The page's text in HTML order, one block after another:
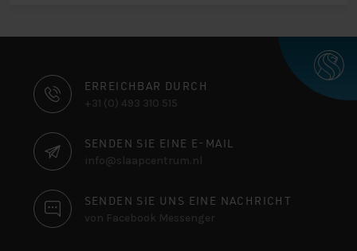
KONTAKTINFORMATIONEN
ERREICHBAR DURCH
+31 (0) 493 310 515
SENDEN SIE EINE E-MAIL
info@slaapcentrum.nl
SENDEN SIE UNS EINE NACHRICHT
von Facebook Messenger